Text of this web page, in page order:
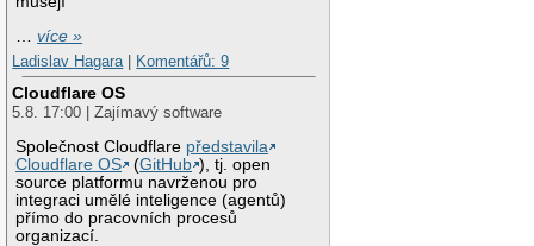
…více »
Ladislav Hagara| Komentářů: 9
Cloudflare OS
5.8. 17:00 | Zajímavý software
Společnost Cloudflare představila
Cloudflare OS
(GitHub ), tj. open
source platformu navrženou pro
integraci umělé inteligence (agentů)
přímo do pracovních procesů
organizací.